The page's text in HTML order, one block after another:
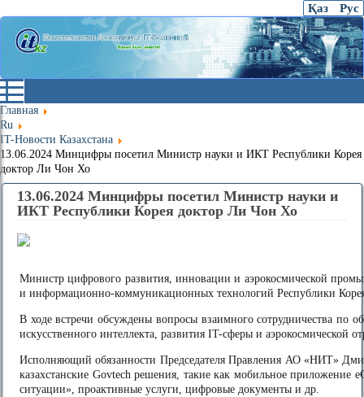
Қаз Рус
Главная
Ru
IT-Новости Казахстана
13.06.2024 Минцифры посетил Министр науки и ИКТ Республики Корея
доктор Ли Чон Хо
13.06.2024 Минцифры посетил Министр науки и
ИКТ Республики Корея доктор Ли Чон Хо
Министр цифрового развития, инновации и аэрокосмической
и информационно-коммуникационных технологий Республики
В ходе встречи обсуждены вопросы взаимного сотрудничества по
искусственного интеллекта, развития IT-сферы и аэрокосмической
Исполняющий обязанности Председателя Правления АО «НИТ»
казахстанские Govtech решения, такие как мобильное
ситуации», проактивные услуги, цифровые документы и др.